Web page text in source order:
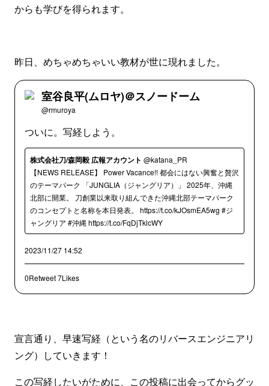
からも学びを得られます。
昨日、めちゃめちゃいい教材が世に現れました。
室谷良平(ムロヤ)＠スノードーム
@rmuroya
ついに。写経しよう。
株式会社刀/森岡毅 広報アカウント @katana_PR
【NEWS RELEASE】 Power Vacance!! 都会にはない興奮と贅沢
のテーマパーク 「JUNGLIA（ジャングリア）」 2025年、沖縄
北部に開業。 刀創業以来取り組んできた沖縄北部テーマパーク
のコンセプトと名称を本日発表。 https://t.co/kJOsmEA5wg #ジ
ャングリア #沖縄 https://t.co/FqDjTklcWY
2023/11/27 14:52
0Retweet7Likes
宣言通り、早速写経（という名のリバースエンジニアリ
ング）していきます！
この写経したいがために、この投稿に出会ってからグッ